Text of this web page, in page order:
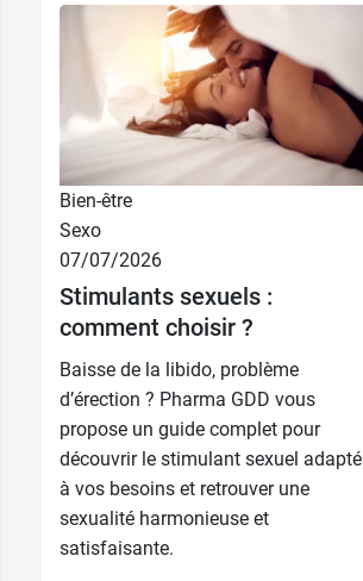
Bien-être
Sexo
07/07/2026
Stimulants sexuels :
comment choisir ?
Baisse de la libido, problème
d’érection ? Pharma GDD vous
propose un guide complet pour
découvrir le stimulant sexuel adapté
à vos besoins et retrouver une
sexualité harmonieuse et
satisfaisante.